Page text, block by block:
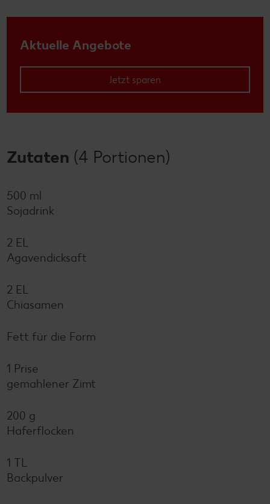
Aktuelle Angebote
Jetzt sparen
Zutaten (4 Portionen)
500 ml
Sojadrink
2 EL
Agavendicksaft
2 EL
Chiasamen
Fett für die Form
1 Prise
gemahlener Zimt
200 g
Haferflocken
1 TL
Backpulver